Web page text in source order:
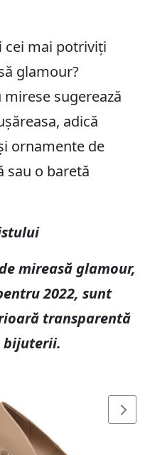
cei mai potriviți
glamour?
sugerează
adică
ornamente de
sau o baretă
mireasă glamour,
2022, sunt
transparentă
bijuterii.